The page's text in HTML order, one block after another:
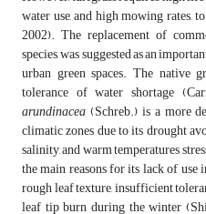
water use, and high mowing rates,
2002). The replacement of
species, was suggested as an
urban green spaces. The native
tolerance of water shortage
arundinacea(Schreb.) is a more
climatic zones due to its drought
salinity, and warm temperatures
the main reasons for its lack of use
rough leaf texture, insufficient
leaf tip burn during the winter